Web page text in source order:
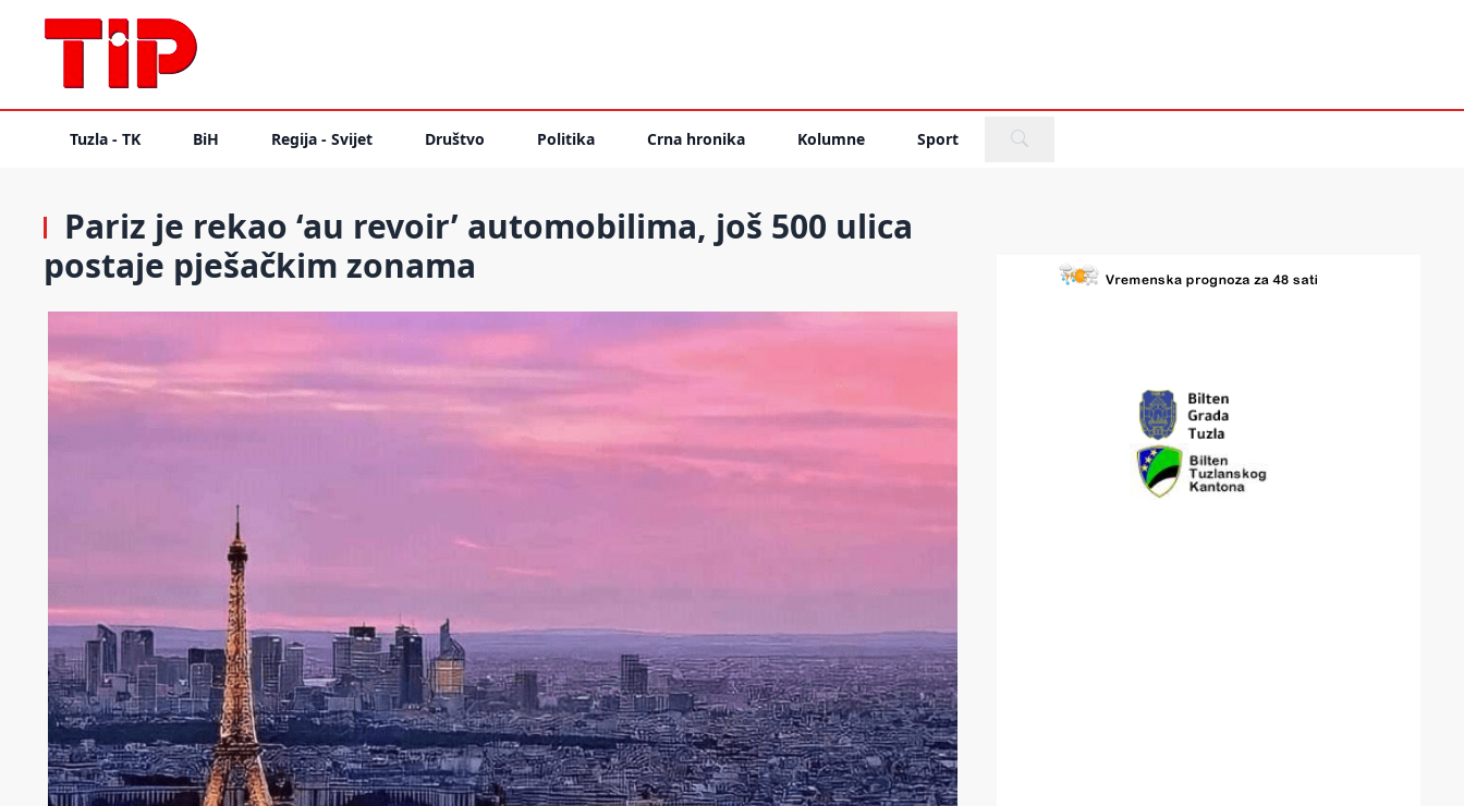
Tuzla - TK BiH Regija - Svijet Društvo Politika Crna hronika Kolumne Sport
Pariz je rekao ‘au revoir’ automobilima, još 500 ulica
postaje pješačkim zonama